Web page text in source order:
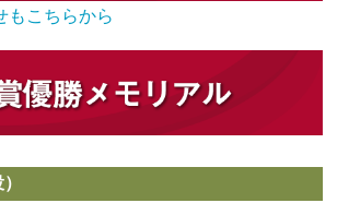
もこちらから